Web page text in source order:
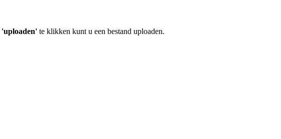
'uploaden' te klikken kunt u een bestand uploaden.